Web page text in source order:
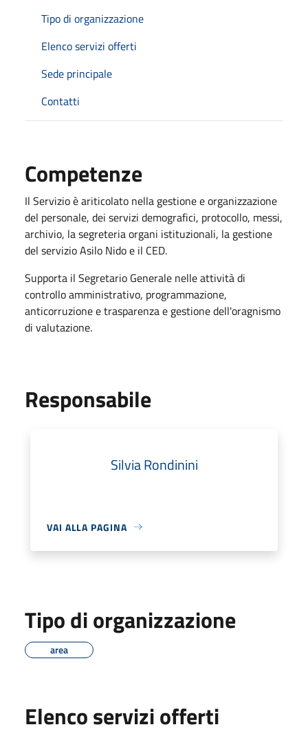
Tipo di organizzazione
Elenco servizi offerti
Sede principale
Contatti
Competenze
Il Servizio è ariticolato nella gestione e organizzazione
del personale, dei servizi demografici, protocollo, messi,
archivio, la segreteria organi istituzionali, la gestione
del servizio Asilo Nido e il CED.
Supporta il Segretario Generale nelle attività di
controllo amministrativo, programmazione,
anticorruzione e trasparenza e gestione dell'oragnismo
di valutazione.
Responsabile
Silvia Rondinini
VAI ALLA PAGINA
Tipo di organizzazione
area
Elenco servizi offerti